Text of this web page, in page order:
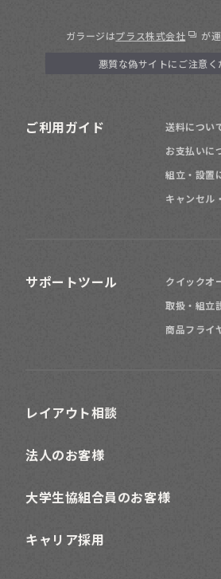
ガラージはプラス株式会社 が
悪質な偽サイトにご注意く
ご利用ガイド
送料につい
お支払いに
組立・設置
キャンセル
サポートツール
クイックオ
取扱・組立
商品フライ
レイアウト相談
法人のお客様
大学生協組合員のお客様
キャリア採用